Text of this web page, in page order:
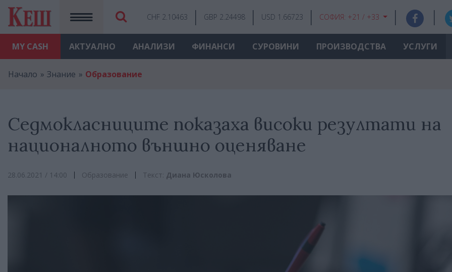
MY CASH
CHF 2.10463 GBP 2.24498 USD 1.66723 СОФИЯ: +21 / +33
АКТУАЛНО АНАЛИЗИ ФИНАНСИ СУРОВИНИ ПРОИЗВОДСТВА УСЛУГИ
Начало Знание Образование
Седмокласниците показаха високи резултати на
националното външно оценяване
28.06.2021 / 14:00 Образование Текст: Диана Юсколова